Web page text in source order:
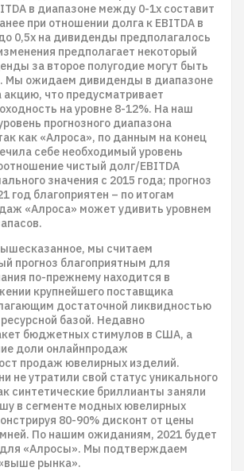
в диапазоне между 0-1x составит
при отношении долга к EBITDA в
0,5x на дивиденды предполагалось
предполагает некоторый
за второе полугодие могут быть
Мы ожидаем дивиденды в диапазоне
акцию, что предусматривает
на уровне 8-12%. На наш
прогнозного диапазона
как «Алроса», по данным на конец
себе необходимый уровень
чистый долг/EBITDA
значения с 2015 года; прогноз
год благоприятен – по итогам
«Алроса» может удивить уровнем
мы считаем
прогноз благоприятным для
по-прежнему находится в
крупнейшего поставщика
достаточной ликвидностью
базой. Недавно
бюджетных стимулов в США, а
доли онлайнпродаж
продаж ювелирных изделий.
не утратили свой статус уникального
синтетические бриллианты заняли
в сегменте модных ювелирных
80-90% дисконт от цены
По нашим ожиданиям, 2021 будет
«Алросы». Мы подтверждаем
рынка».